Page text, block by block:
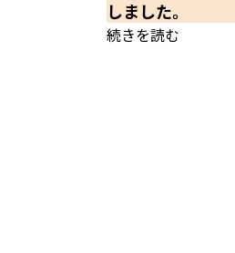
しました。
続きを読む